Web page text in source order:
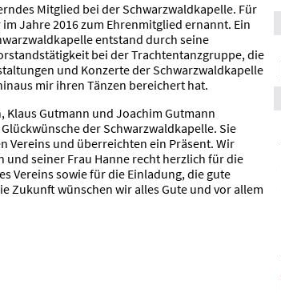
Mitglied bei der Schwarzwaldkapelle. Für
Jahre 2016 zum Ehrenmitglied ernannt. Ein
entstand durch seine
bei der Trachtentanzgruppe, die
und Konzerte der Schwarzwaldkapelle
mir ihren Tänzen bereichert hat.
Klaus Gutmann und Joachim Gutmann
der Schwarzwaldkapelle. Sie
Vereins und überreichten ein Präsent. Wir
und seiner Frau Hanne recht herzlich für die
Vereins sowie für die Einladung, die gute
Zukunft wünschen wir alles Gute und vor allem